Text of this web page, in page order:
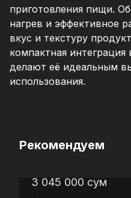
приготовления пищи.
нагрев и эффективное
вкус и текстуру
компактная
делают её идеальным
использования.
Рекомендуем
3 045 000 сум